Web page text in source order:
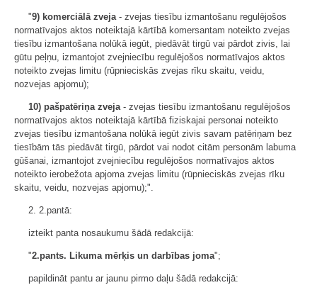
"9) komerciālā zveja- zvejas tiesību izmantošanu regulējošos
normatīvajos aktos noteiktajā kārtībā komersantam noteikto zvejas
tiesību izmantošana nolūkā iegūt, piedāvāt tirgū vai pārdot zivis, lai
gūtu peļņu, izmantojot zvejniecību regulējošos normatīvajos aktos
noteikto zvejas limitu (rūpnieciskās zvejas rīku skaitu, veidu,
nozvejas apjomu);
10) pašpatēriņa zveja- zvejas tiesību izmantošanu regulējošos
normatīvajos aktos noteiktajā kārtībā fiziskajai personai noteikto
zvejas tiesību izmantošana nolūkā iegūt zivis savam patēriņam bez
tiesībām tās piedāvāt tirgū, pārdot vai nodot citām personām labuma
gūšanai, izmantojot zvejniecību regulējošos normatīvajos aktos
noteikto ierobežota apjoma zvejas limitu (rūpnieciskās zvejas rīku
skaitu, veidu, nozvejas apjomu);".
2. 2.pantā:
izteikt panta nosaukumu šādā redakcijā:
"2.pants. Likuma mērķis un darbības joma";
papildināt pantu ar jaunu pirmo daļu šādā redakcijā: